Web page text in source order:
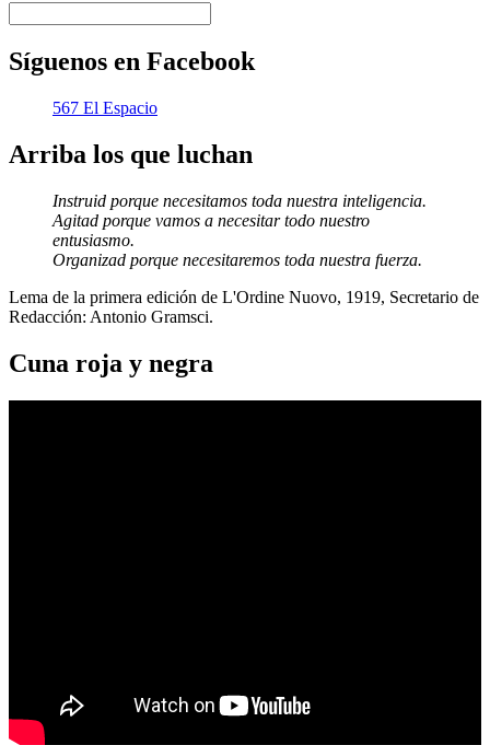
Síguenos en Facebook
567 El Espacio
Arriba los que luchan
Instruid porque necesitamos toda nuestra inteligencia.
Agitad porque vamos a necesitar todo nuestro
entusiasmo.
Organizad porque necesitaremos toda nuestra fuerza.
Lema de la primera edición de L'Ordine Nuovo, 1919, Secretario de
Redacción: Antonio Gramsci.
Cuna roja y negra